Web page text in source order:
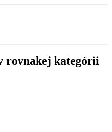
rovnakej kategórii